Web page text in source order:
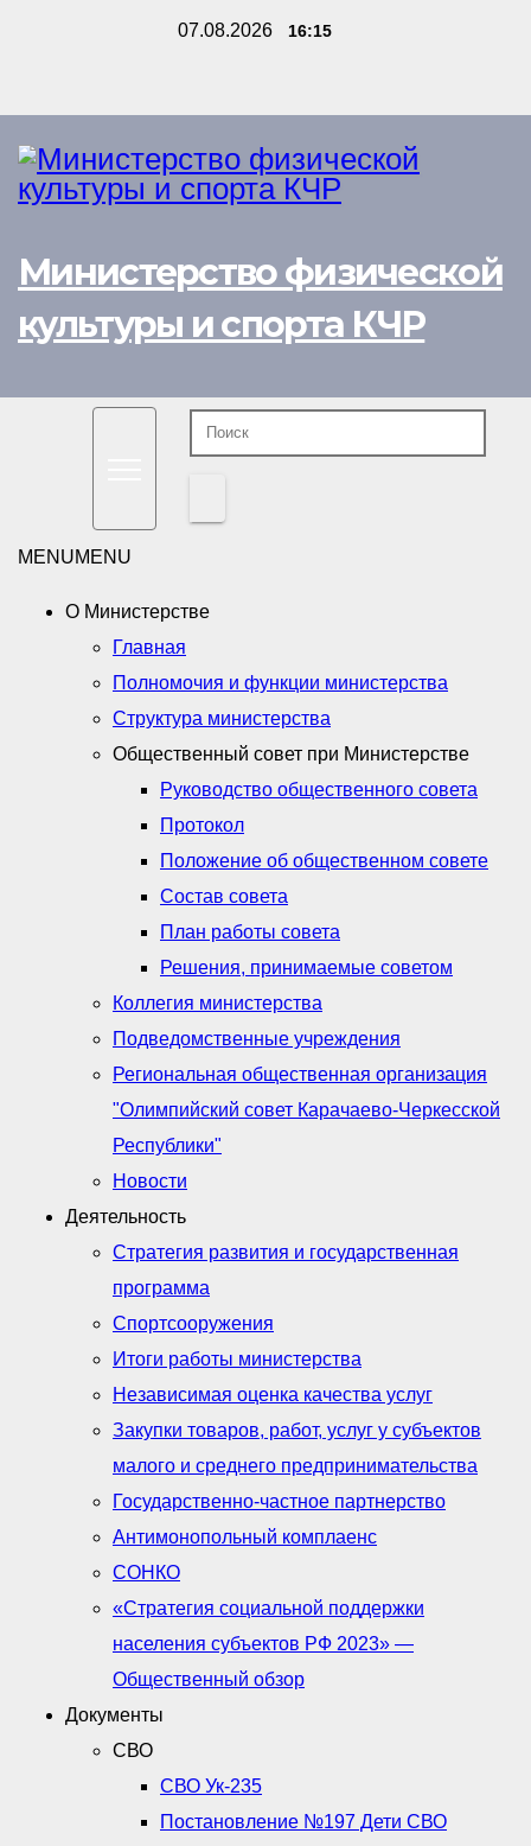
07.08.2026 16:15
Министерство физической
культуры и спорта КЧР
MENUMENU
О Министерстве
Главная
Полномочия и функции министерства
Структура министерства
Общественный совет при Министерстве
Руководство общественного совета
Протокол
Положение об общественном совете
Состав совета
План работы совета
Решения, принимаемые советом
Коллегия министерства
Подведомственные учреждения
Региональная общественная организация
"Олимпийский совет Карачаево-Черкесской
Республики"
Новости
Деятельность
Стратегия развития и государственная
программа
Спортсооружения
Итоги работы министерства
Независимая оценка качества услуг
Закупки товаров, работ, услуг у субъектов
малого и среднего предпринимательства
Государственно-частное партнерство
Антимонопольный комплаенс
СОНКО
«Стратегия социальной поддержки
населения субъектов РФ 2023» —
Общественный обзор
Документы
СВО
СВО Ук-235
Постановление №197 Дети СВО